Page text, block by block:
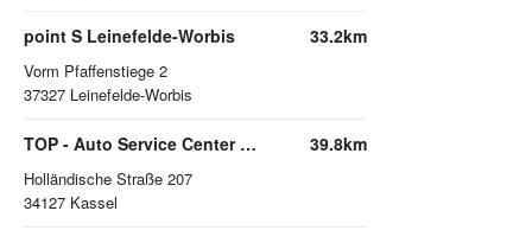
point S Leinefelde-Worbis
Vorm Pfaffenstiege 2
37327 Leinefelde-Worbis
33.2km
TOP - Auto Service Center e. K.
Holländische Straße 207
34127 Kassel
39.8km